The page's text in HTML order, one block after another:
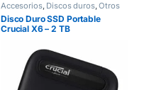
Accesorios, Discos duros,Otros
Disco Duro SSD Portable
Crucial X6 – 2 TB